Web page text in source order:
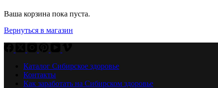
Ваша корзина пока пуста.
Вернуться в магазин
Каталог Сибирское здоровье
Контакты
Как заработать на Сибирском здоровье